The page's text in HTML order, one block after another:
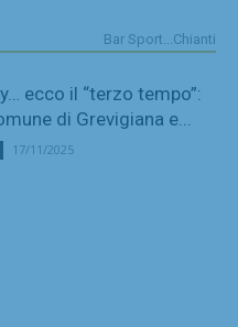
Bar Sport...Chianti
ecco il “terzo tempo”:
di Grevigiana e...
17/11/2025